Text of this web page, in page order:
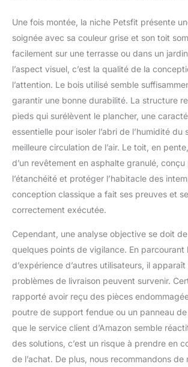
Une fois montée, la niche Petsfit présente
soignée avec sa couleur grise et son toit
facilement sur une terrasse ou dans un
l’aspect visuel, c’est la qualité de la
l’attention. Le bois utilisé semble
garantir une bonne durabilité. La structure
pieds qui surélèvent le plancher, une
essentielle pour isoler l’abri de l’humidité du
meilleure circulation de l’air. Le toit, en
d’un revêtement en asphalte granulé, conçu
l’étanchéité et protéger l’habitacle des
conception classique a fait ses preuves et
correctement exécutée.
Cependant, une analyse objective se doit
quelques points de vigilance. En parcourant
d’expérience d’autres utilisateurs, il
problèmes de livraison peuvent survenir.
rapporté avoir reçu des pièces
poutre de support fendue ou un panneau
que le service client d’Amazon semble
des solutions, c’est un risque à prendre en
de l’achat. De plus, nous recommandons de